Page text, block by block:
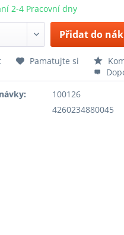
2-4 Pracovní dny
Přidat do
Pamatujte si
100126
4260234880045